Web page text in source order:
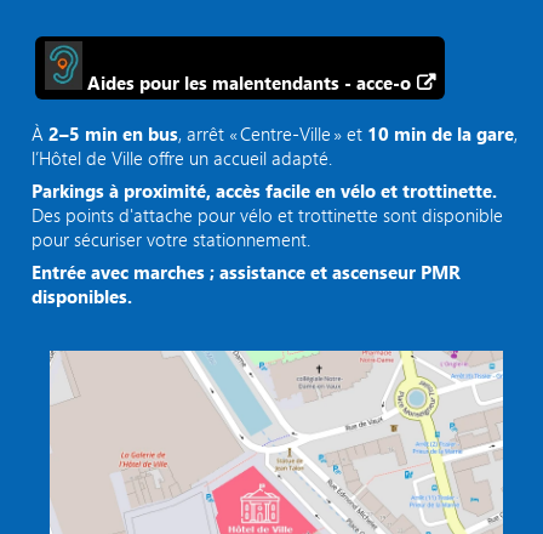
Aides pour les malentendants - acce-o
À2–5 min en bus, arrêt « Centre‑Ville » et 10 min de la gare,
l’Hôtel de Ville offre un accueil adapté.
Parkings à proximité, accès facile en vélo et trottinette.
Des points d'attache pour vélo et trottinette sont disponible
pour sécuriser votre stationnement.
Entrée avec marches ; assistance et ascenseur PMR
disponibles.